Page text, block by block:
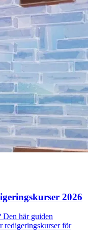
2026
Den här guiden
redigeringskurser för